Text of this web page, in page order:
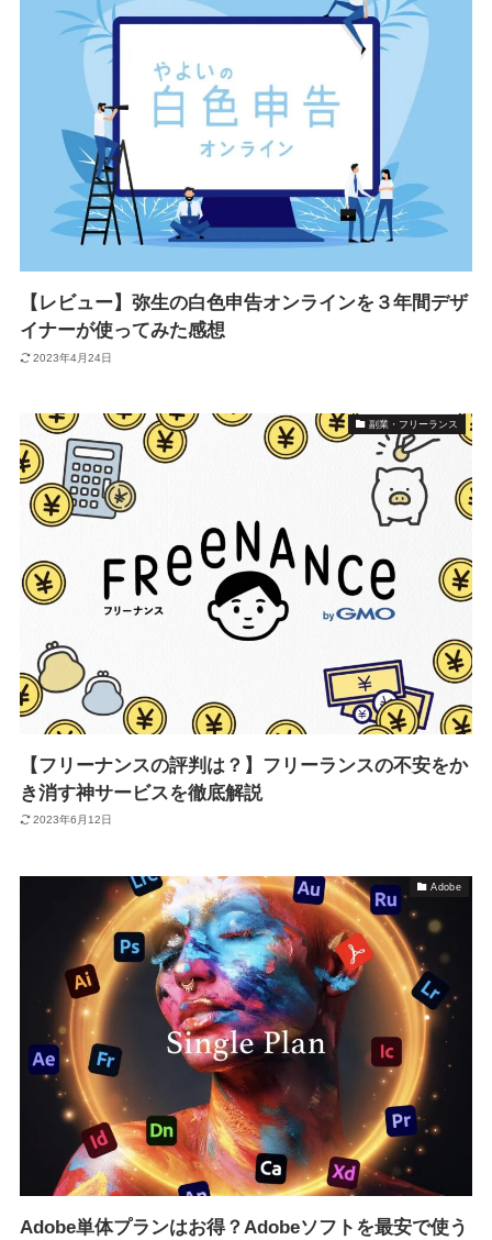
【レビュー】弥生の白色申告オンラインを３年間デザ
イナーが使ってみた感想
2023年4月24日
副業・フリーランス
【フリーナンスの評判は？】フリーランスの不安をか
き消す神サービスを徹底解説
2023年6月12日
Adobe
Adobe単体プランはお得？Adobeソフトを最安で使う